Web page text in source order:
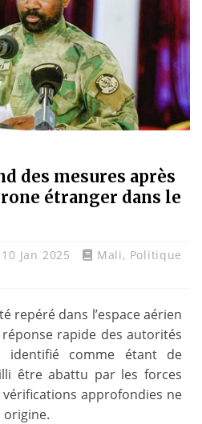
Bénin :
des mesures après
étranger dans le
10 Jan 2025 Mali, Politique
repéré dans l’espace aérien
rapide des autorités
identifié comme étant de
être abattu par les forces
approfondies ne
origine.